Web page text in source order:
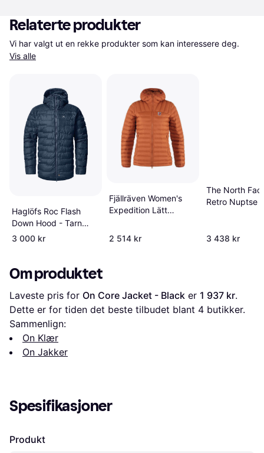
Relaterte produkter
Vis alle
Haglöfs Roc Flash
Down Hood - Tarn
Blue
3 000 kr
Fjällräven Women's
Expedition Lätt
2 514 kr
The North
Retro Nuptse
3 438 kr
Om produktet
Laveste pris for On Core Jacket - Black er 1 937 kr.
Dette er for tiden det beste tilbudet blant 4 butikker.
Sammenlign:
On Klær
On Jakker
Spesifikasjoner
Produkt